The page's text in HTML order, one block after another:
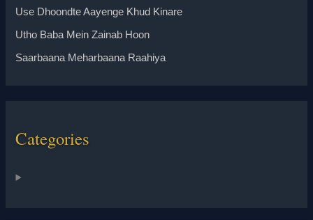
Use Dhoondte Aayenge Khud Kinare
Utho Baba Mein Zainab Hoon
Saarbaana Meharbaana Raahiya
Categories